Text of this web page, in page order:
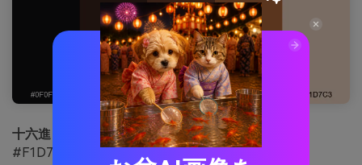
十六進：
#0F0F11 #3A231A #6B3E2B #B26A3C
#F1D7C3